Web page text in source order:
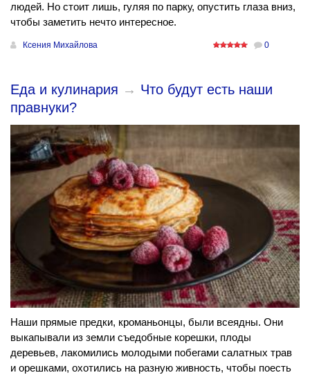
людей. Но стоит лишь, гуляя по парку, опустить глаза вниз,
чтобы заметить нечто интересное.
Ксения Михайлова 0
Еда и кулинария → Что будут есть наши
правнуки?
Наши прямые предки, кроманьонцы, были всеядны. Они
выкапывали из земли съедобные корешки, плоды
деревьев, лакомились молодыми побегами салатных трав
и орешками, охотились на разную живность, чтобы поесть